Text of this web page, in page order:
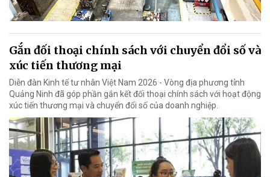
Gắn đối thoại chính sách với chuyển đổi số và
xúc tiến thương mại
Diễn đàn Kinh tế tư nhân Việt Nam 2026 - Vòng địa phương tỉnh
Quảng Ninh đã góp phần gắn kết đối thoại chính sách với hoạt động
xúc tiến thương mại và chuyển đổi số của doanh nghiệp.